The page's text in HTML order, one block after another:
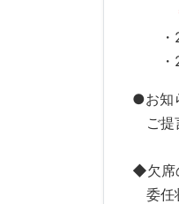
・26
・27
●お知
ご提
◆欠席
委任